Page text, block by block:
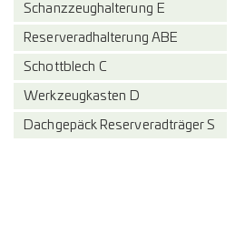
Schanzzeughalterung E
Reserveradhalterung ABE
Schottblech C
Werkzeugkasten D
Dachgepäck Reserveradträger S